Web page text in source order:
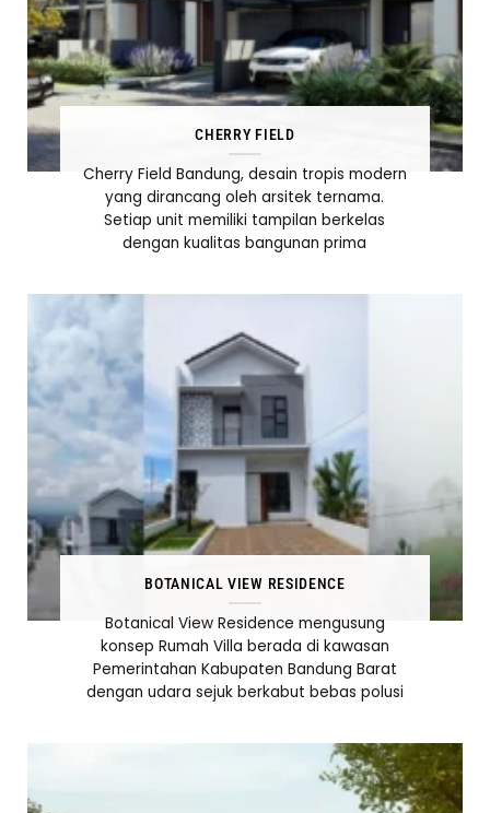
CHERRY FIELD
Cherry Field Bandung, desain tropis modern
yang dirancang oleh arsitek ternama.
Setiap unit memiliki tampilan berkelas
dengan kualitas bangunan prima
BOTANICAL VIEW RESIDENCE
Botanical View Residence mengusung
konsep Rumah Villa berada di kawasan
Pemerintahan Kabupaten Bandung Barat
dengan udara sejuk berkabut bebas polusi